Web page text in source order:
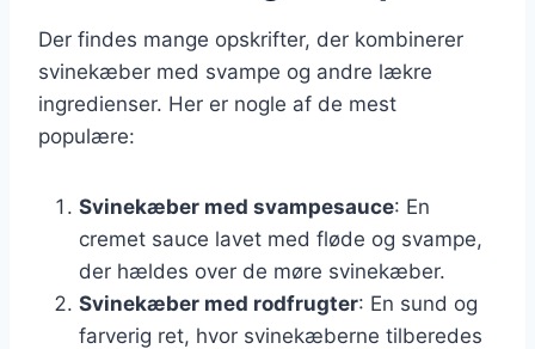
Der findes mange opskrifter, der kombinerer
svinekæber med svampe og andre lækre
ingredienser. Her er nogle af de mest
populære:
Svinekæber med svampesauce: En
cremet sauce lavet med fløde og svampe,
der hældes over de møre svinekæber.
Svinekæber med rodfrugter: En sund og
farverig ret, hvor svinekæberne tilberedes